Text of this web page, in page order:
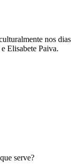
nos dias
Elisabete Paiva.
serve?